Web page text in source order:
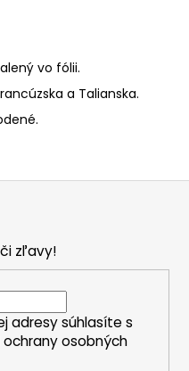
vo fólii.
a Talianska.
zľavy!
adresy súhlasíte s
osobných